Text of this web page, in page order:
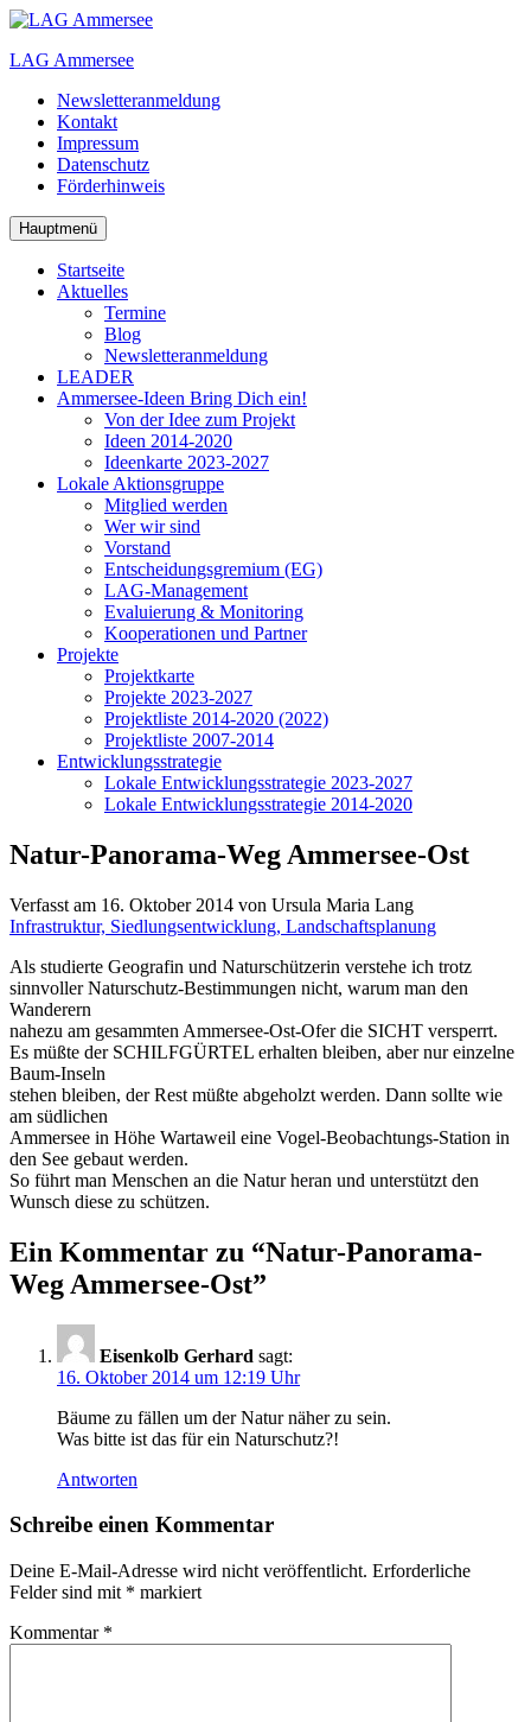
Zum
springen
LAG Ammersee
Newsletteranmeldung
Kontakt
Impressum
Datenschutz
Förderhinweis
Hauptmenü
Startseite
Aktuelles
Termine
Blog
Newsletteranmeldung
LEADER
Ammersee-Ideen Bring Dich ein!
Von der Idee zum Projekt
Ideen 2014-2020
Ideenkarte 2023-2027
Lokale Aktionsgruppe
Mitglied werden
Wer wir sind
Vorstand
Entscheidungsgremium (EG)
LAG-Management
Evaluierung & Monitoring
Kooperationen und Partner
Projekte
Projektkarte
Projekte 2023-2027
Projektliste 2014-2020 (2022)
Projektliste 2007-2014
Entwicklungsstrategie
Lokale Entwicklungsstrategie 2023-2027
Lokale Entwicklungsstrategie 2014-2020
Natur-Panorama-Weg Ammersee-Ost
Verfasst am 16. Oktober 2014 von Ursula Maria Lang
Infrastruktur, Siedlungsentwicklung, Landschaftsplanung
Als studierte Geografin und Naturschützerin verstehe ich trotz
sinnvoller Naturschutz-Bestimmungen nicht, warum man den
Wanderern
nahezu am gesammten Ammersee-Ost-Ofer die SICHT versperrt.
Es müßte der SCHILFGÜRTEL erhalten bleiben, aber nur einzelne
Baum-Inseln
stehen bleiben, der Rest müßte abgeholzt werden. Dann sollte wie
am südlichen
Ammersee in Höhe Wartaweil eine Vogel-Beobachtungs-Station in
den See gebaut werden.
So führt man Menschen an die Natur heran und unterstützt den
Wunsch diese zu schützen.
Ein Kommentar zu “Natur-Panorama-
Weg Ammersee-Ost”
Eisenkolb Gerhard sagt:
16. Oktober 2014 um 12:19 Uhr
Bäume zu fällen um der Natur näher zu sein.
Was bitte ist das für ein Naturschutz?!
Antworten
Schreibe einen Kommentar
Deine E-Mail-Adresse wird nicht veröffentlicht. Erforderliche
Felder sind mit * markiert
Kommentar *